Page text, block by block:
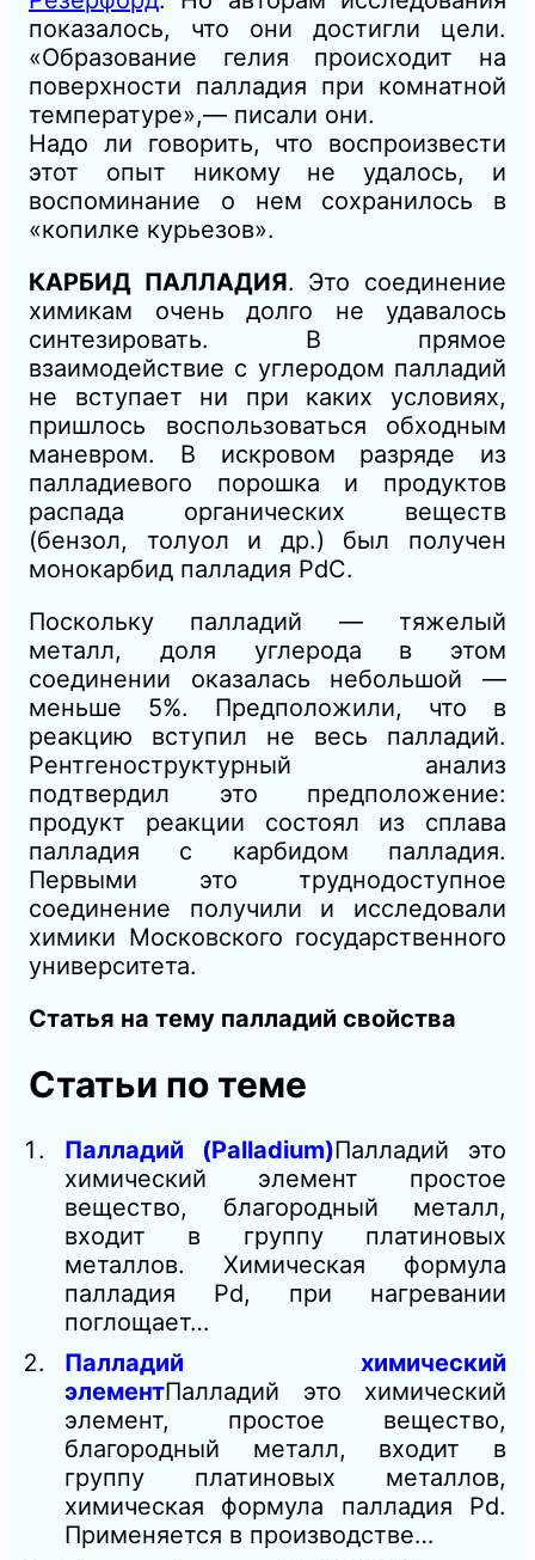
показалось, что они достигли цели.
«Образование гелия происходит на
поверхности палладия при комнатной
температуре»,— писали они.
Надо ли говорить, что воспроизвести
этот опыт никому не удалось, и
воспоминание о нем сохранилось в
«копилке курьезов».
КАРБИД ПАЛЛАДИЯ. Это соединение
химикам очень долго не удавалось
синтезировать. В прямое
взаимодействие с углеродом палладий
не вступает ни при каких условиях,
пришлось воспользоваться обходным
маневром. В искровом разряде из
палладиевого порошка и продуктов
распада органических веществ
(бензол, толуол и др.) был получен
монокарбид палладия PdC.
Поскольку палладий — тяжелый
металл, доля углерода в этом
соединении оказалась небольшой —
меньше 5%. Предположили, что в
реакцию вступил не весь палладий.
Рентгеноструктурный анализ
подтвердил это предположение:
продукт реакции состоял из сплава
палладия с карбидом палладия.
Первыми это труднодоступное
соединение получили и исследовали
химики Московского государственного
университета.
Статья на тему палладий свойства
Статьи по теме
Палладий (Palladium)Палладий это
химический элемент простое
вещество, благородный металл,
входит в группу платиновых
металлов. Химическая формула
палладия Pd, при нагревании
поглощает…
Палладий химический
элементПалладий это химический
элемент, простое вещество,
благородный металл, входит в
группу платиновых металлов,
химическая формула палладия Pd.
Применяется в производстве…